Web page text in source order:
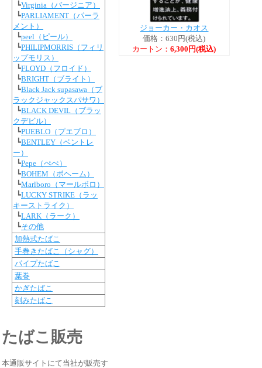
┗Virginia（バージニア）
┗PARLIAMENT（パーラ
メント）
┗peel（ピール）
┗PHILIPMORRIS（フィリ
ップモリス）
┗FLOYD（フロイド）
┗BRIGHT（ブライト）
┗Black Jack supasawa（ブ
ラックジャックスパサワ）
┗BLACK DEVIL（ブラッ
クデビル）
┗PUEBLO（プエブロ）
┗BENTLEY（ベントレ
ー）
┗Pepe（ぺぺ）
┗BOHEM（ボヘーム）
┗Marlboro（マールボロ）
┗LUCKY STRIKE（ラッ
キーストライク）
┗LARK（ラーク）
┗その他
加熱式たばこ
手巻きたばこ（シャグ）
パイプたばこ
葉巻
かぎたばこ
刻みたばこ
たばこ販売
本通販サイトにて当社が販売す
ジョーカー・カオス
価格：630円(税込)
カートン：6,300円(税込)